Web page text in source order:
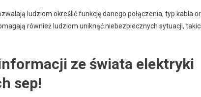
ludziom określić funkcję danego połączenia, typ kabla
również ludziom uniknąć niebezpiecznych sytuacji,
ze świata elektryki
sep!